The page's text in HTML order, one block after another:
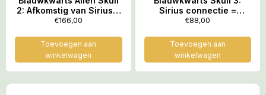
2: Afkomstig van Sirius =
7×5.3×7 cm – 385 gram
€166,00
Toevoegen aan
winkelwagen
Sirius connectie =
6x4x4 cm – 149 gram
€88,00
Toevoegen aan
winkelwagen